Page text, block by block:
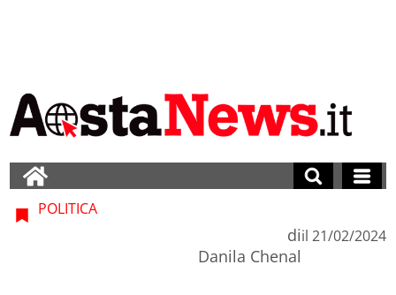
POLITICA
di
Danila Chenal
il 21/02/2024